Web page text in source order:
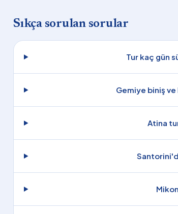
Sıkça sorulan sorular
Tur kaç gün
Gemiye biniş
Atina